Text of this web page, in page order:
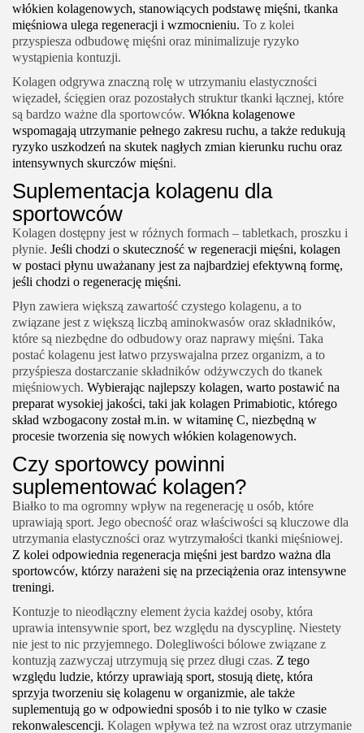
włókien kolagenowych, stanowiących podstawę mięśni, tkanka
mięśniowa ulega regeneracji i wzmocnieniu. To z kolei
przyspiesza odbudowę mięśni oraz minimalizuje ryzyko
wystąpienia kontuzji.
Kolagen odgrywa znaczną rolę w utrzymaniu elastyczności
więzadeł, ścięgien oraz pozostałych struktur tkanki łącznej, które
są bardzo ważne dla sportowców. Włókna kolagenowe
wspomagają utrzymanie pełnego zakresu ruchu, a także redukują
ryzyko uszkodzeń na skutek nagłych zmian kierunku ruchu oraz
intensywnych skurczów mięśni.
Suplementacja kolagenu dla
sportowców
Kolagen dostępny jest w różnych formach – tabletkach, proszku i
płynie. Jeśli chodzi o skuteczność w regeneracji mięśni, kolagen
w postaci płynu uważanany jest za najbardziej efektywną formę,
jeśli chodzi o regenerację mięśni.
Płyn zawiera większą zawartość czystego kolagenu, a to
związane jest z większą liczbą aminokwasów oraz składników,
które są niezbędne do odbudowy oraz naprawy mięśni. Taka
postać kolagenu jest łatwo przyswajalna przez organizm, a to
przyśpiesza dostarczanie składników odżywczych do tkanek
mięśniowych. Wybierając najlepszy kolagen, warto postawić na
preparat wysokiej jakości, taki jak kolagen Primabiotic, którego
skład wzbogacony został m.in. w witaminę C, niezbędną w
procesie tworzenia się nowych włókien kolagenowych.
Czy sportowcy powinni
suplementować kolagen?
Białko to ma ogromny wpływ na regenerację u osób, które
uprawiają sport. Jego obecność oraz właściwości są kluczowe dla
utrzymania elastyczności oraz wytrzymałości tkanki mięśniowej.
Z kolei odpowiednia regeneracja mięśni jest bardzo ważna dla
sportowców, którzy narażeni się na przeciążenia oraz intensywne
treningi.
Kontuzje to nieodłączny element życia każdej osoby, która
uprawia intensywnie sport, bez względu na dyscyplinę. Niestety
nie jest to nic przyjemnego. Dolegliwości bólowe związane z
kontuzją zazwyczaj utrzymują się przez długi czas. Z tego
względu ludzie, którzy uprawiają sport, stosują dietę, która
sprzyja tworzeniu się kolagenu w organizmie, ale także
suplementują go w odpowiedni sposób i to nie tylko w czasie
rekonwalescencji. Kolagen wpływa też na wzrost oraz utrzymanie